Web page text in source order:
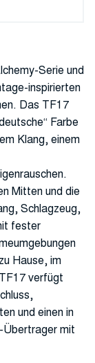
Serie und
inspirierten
Das TF17
Farbe
Klang, einem
Mitten und die
Schlagzeug,
fester
Hause, im
verfügt
und einen in
Übertrager mit